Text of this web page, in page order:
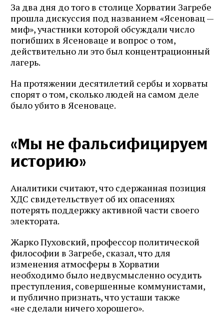
За два дня до того в столице Хорватии Загребе
прошла дискуссия под названием «Ясеновац —
миф», участники которой обсуждали число
погибших в Ясеноваце и вопрос о том,
действительно ли это был концентрационный
лагерь.
На протяжении десятилетий сербы и хорваты
спорят о том, сколько людей на самом деле
было убито в Ясеноваце.
«Мы не фальсифицируем
историю»
Аналитики считают, что сдержанная позиция
ХДС свидетельствует об их опасениях
потерять поддержку активной части своего
электората.
Жарко Пуховский, профессор политической
философии в Загребе, сказал, что для
изменения атмосферы в Хорватии
необходимо было недвусмысленно осудить
преступления, совершенные коммунистами,
и публично признать, что усташи также
«не сделали ничего хорошего».